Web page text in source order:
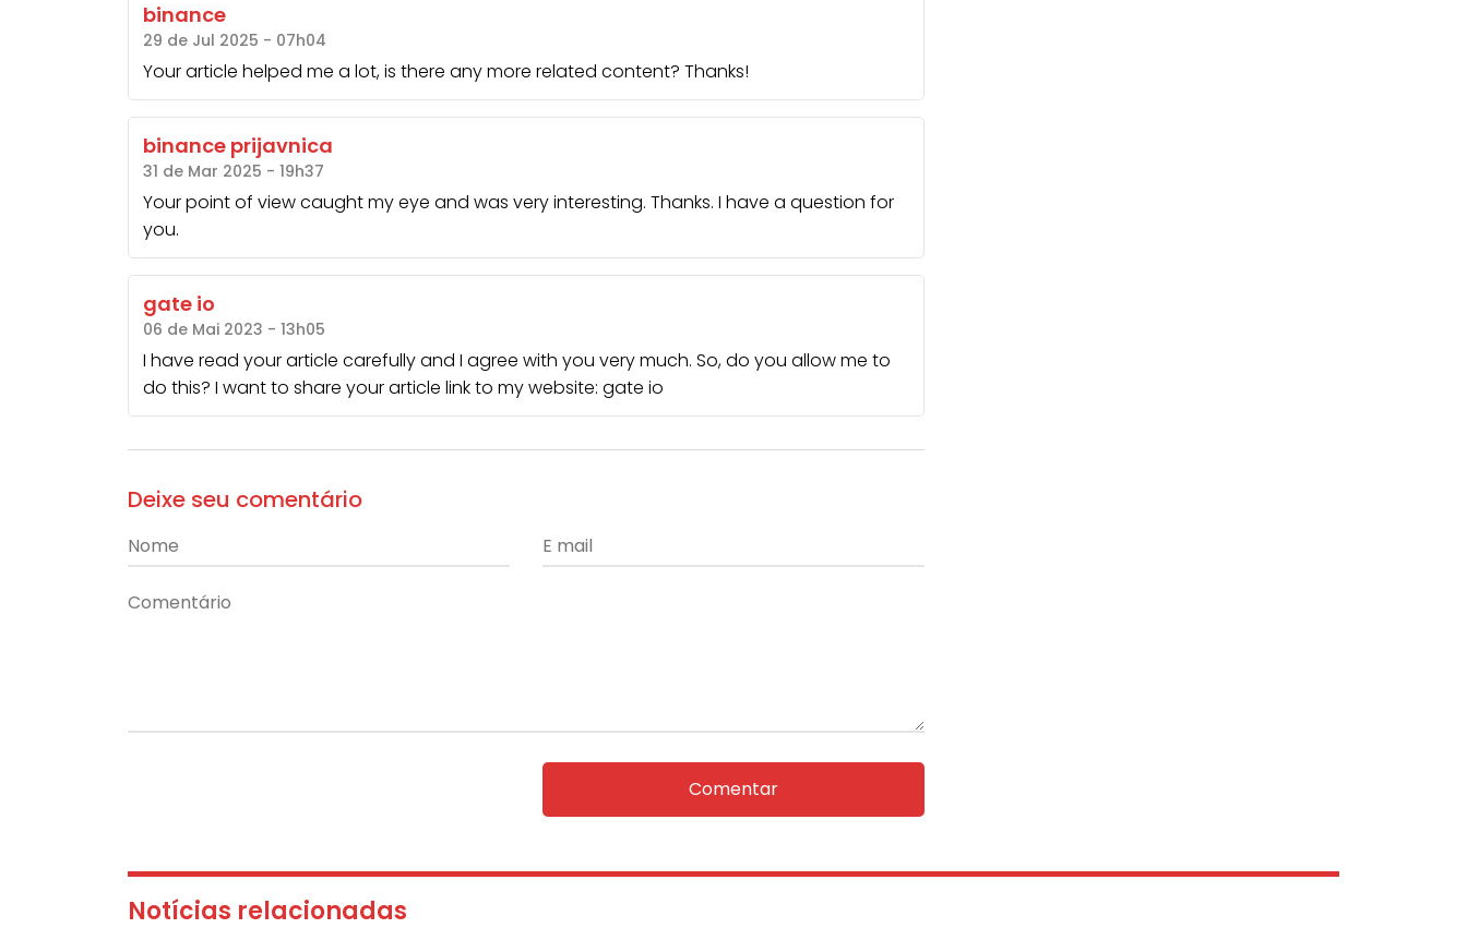
binance
29 de Jul 2025 - 07h04
Your article helped me a lot, is there any more related content? Thanks!
binance prijavnica
31 de Mar 2025 - 19h37
Your point of view caught my eye and was very interesting. Thanks. I have a question for
you.
gate io
06 de Mai 2023 - 13h05
I have read your article carefully and I agree with you very much. So, do you allow me to
do this? I want to share your article link to my website: gate io
Deixe seu comentário
Comentar
Notícias relacionadas